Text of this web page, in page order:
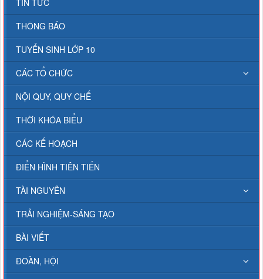
THÔNG BÁO
TUYỂN SINH LỚP 10
CÁC TỔ CHỨC
NỘI QUY, QUY CHẾ
THỜI KHÓA BIỂU
CÁC KẾ HOẠCH
ĐIỂN HÌNH TIÊN TIẾN
TÀI NGUYÊN
TRẢI NGHIỆM-SÁNG TẠO
BÀI VIẾT
ĐOÀN, HỘI